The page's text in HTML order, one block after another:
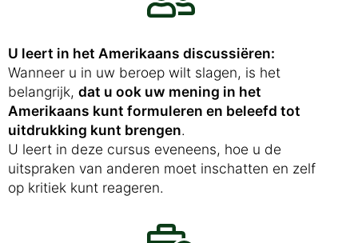
U leert in het Amerikaans discussiëren:
Wanneer u in uw beroep wilt slagen, is het
belangrijk, dat u ook uw mening in het
Amerikaans kunt formuleren en beleefd tot
uitdrukking kunt brengen.
U leert in deze cursus eveneens, hoe u de
uitspraken van anderen moet inschatten en zelf
op kritiek kunt reageren.